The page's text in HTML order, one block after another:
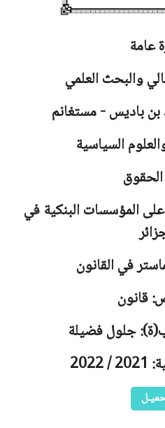
عامة
والبحث العلمي
بن باديس - مستغانم
السياسية
المؤسسات البنكية في
في القانون
قانون
جلول فضيلة